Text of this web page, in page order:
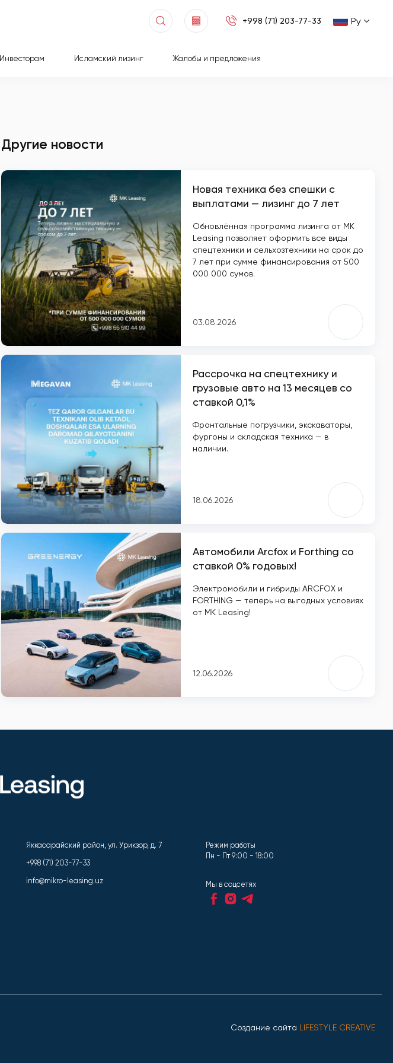
+998 (71) 203-77-33 Ру
Инвесторам Исламский лизинг Жалобы и предложения
Другие новости
Новая техника без спешки с
выплатами — лизинг до 7 лет
Обновлённая программа лизинга от MK
Leasing позволяет оформить все виды
спецтехники и сельхозтехники на срок до
7 лет при сумме финансирования от 500
000 000 сумов.
03.08.2026
Рассрочка на спецтехнику и
грузовые авто на 13 месяцев со
ставкой 0,1%
Фронтальные погрузчики, экскаваторы,
фургоны и складская техника — в
наличии.
18.06.2026
Автомобили Arcfox и Forthing со
ставкой 0% годовых!
Электромобили и гибриды ARCFOX и
FORTHING — теперь на выгодных условиях
от MK Leasing!
12.06.2026
Яккасарайский район, ул. Урикзор, д. 7
+998 (71) 203-77-33
info@mikro-leasing.uz
Режим работы
Пн - Пт 9:00 - 18:00
Мы в соцсетях
Создание сайта LIFESTYLE CREATIVE